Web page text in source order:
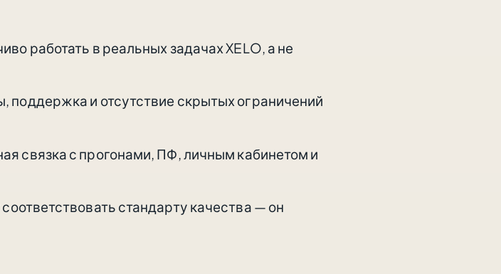
работать в реальных задачах XELO, а не
поддержка и отсутствие скрытых ограничений
связка с прогонами, ПФ, личным кабинетом и
стандарту качества — он